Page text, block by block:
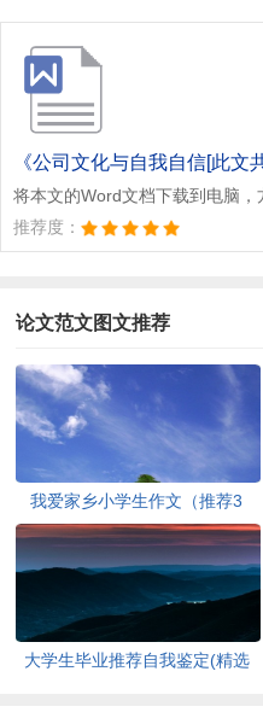
《公司文化与自我自信[此文
将本文的Word文档下载到电脑，
推荐度：
论文范文图文推荐
我爱家乡小学生作文（推荐3
篇）[此文共1167字]
大学生毕业推荐自我鉴定(精选